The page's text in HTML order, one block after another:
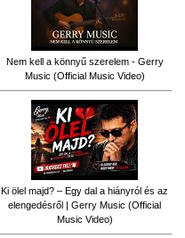
Nem kell a könnyű szerelem - Gerry
Music (Official Music Video)
Ki ölel majd? – Egy dal a hiányról és az
elengedésről | Gerry Music (Official
Music Video)